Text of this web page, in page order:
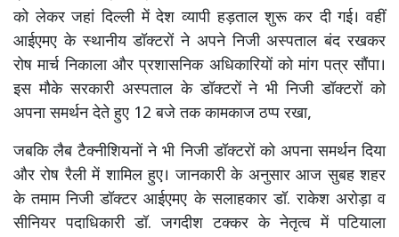
को लेकर जहां दिल्ली में देश व्यापी हड़ताल शुरू कर दी गई। वहीं
आईएमए के स्थानीय डॉक्टरों ने अपने निजी अस्पताल बंद रखकर
रोष मार्च निकाला और प्रशासनिक अधिकारियों को मांग पत्र सौंपा।
इस मौके सरकारी अस्पताल के डॉक्टरों ने भी निजी डॉक्टरों को
अपना समर्थन देते हुए 12 बजे तक कामकाज ठप्प रखा,
जबकि लैब टैक्नीशियनों ने भी निजी डॉक्टरों को अपना समर्थन दिया
और रोष रैली में शामिल हुए। जानकारी के अनुसार आज सुबह शहर
के तमाम निजी डॉक्टर आईएमए के सलाहकार डॉ. राकेश अरोड़ा व
सीनियर पदाधिकारी डॉ. जगदीश टक्कर के नेतृत्व में पटियाला